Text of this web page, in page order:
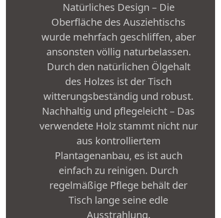
Natürliches Design – Die
Oberfläche des Ausziehtischs
wurde mehrfach geschliffen, aber
ansonsten völlig naturbelassen.
Durch den natürlichen Ölgehalt
des Holzes ist der Tisch
witterungsbeständig und robust.
Nachhaltig und pflegeleicht – Das
verwendete Holz stammt nicht nur
aus kontrolliertem
Plantagenanbau, es ist auch
einfach zu reinigen. Durch
regelmäßige Pflege behält der
Tisch lange seine edle
Ausstrahlung.